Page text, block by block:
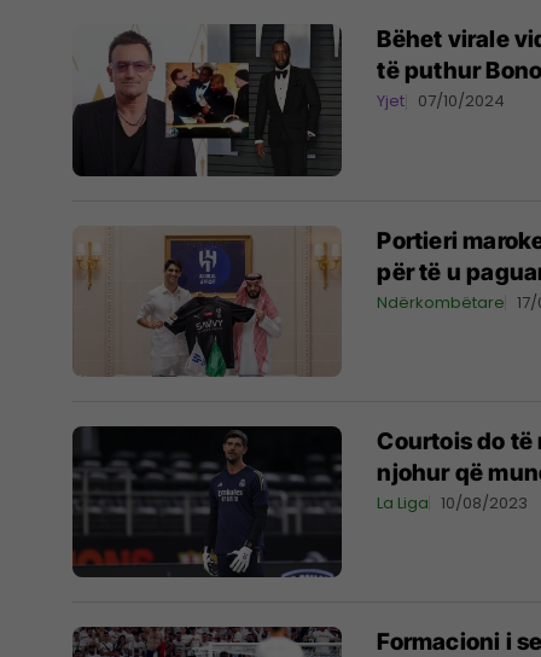
Bëhet virale
të puthur
Yjet 07/10/2024
Portieri
për të u
Ndërkombëtare
Courtois do të
njohur që
La Liga 10/08/2023
Formacioni i